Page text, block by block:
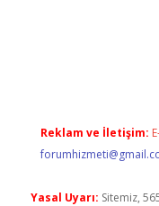
Reklam ve İletişim:
Yasal Uyarı: Sitemiz,